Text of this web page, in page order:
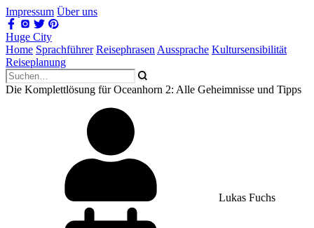
Impressum Über uns
Huge City
Home Sprachführer Reisephrasen Aussprache Kultursensibilität
Reiseplanung
Die Komplettlösung für Oceanhorn 2: Alle Geheimnisse und Tipps
Lukas Fuchs